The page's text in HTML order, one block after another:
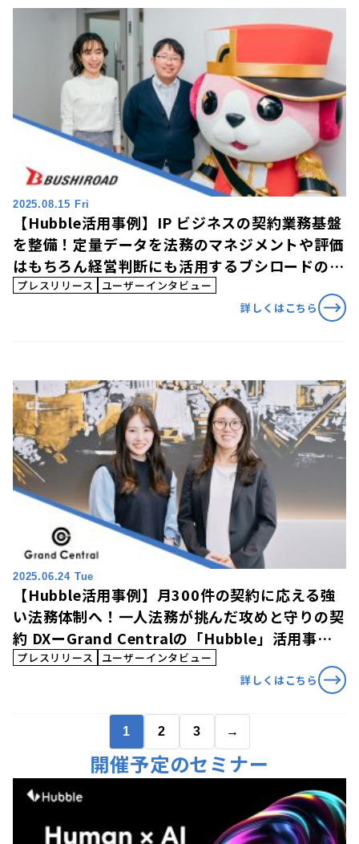
2025.08.15 Fri
【Hubble活用事例】IP ビジネスの契約業務基盤
を整備！定量データを法務のマネジメントや評価
はもちろん経営判断にも活用するブシロードの
「Hubble」活用事例を公開
プレスリリース
ユーザーインタビュー
詳しくはこちら
2025.06.24 Tue
【Hubble活用事例】月300件の契約に応える強
い法務体制へ！一人法務が挑んだ攻めと守りの契
約 DXーGrand Centralの「Hubble」活用事例
を公開
プレスリリース
ユーザーインタビュー
詳しくはこちら
1 2 3 →
開催予定のセミナー